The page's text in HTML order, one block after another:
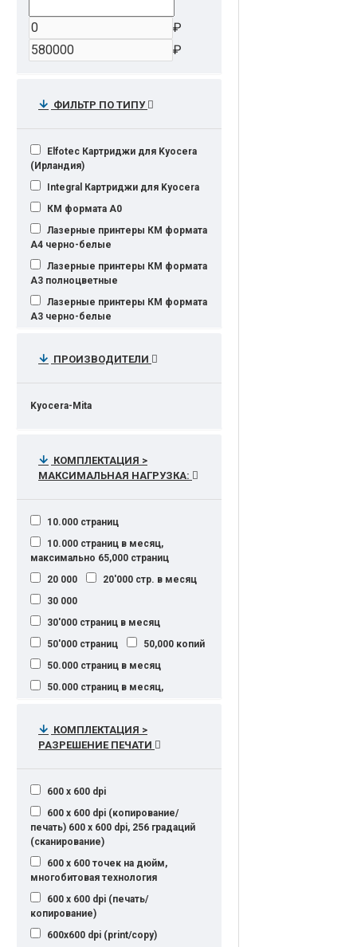
₽
₽
ФИЛЬТР ПО ТИПУ
Elfotec Картриджи для Kyocera
(Ирландия)
Integral Картриджи для Kyocera
КМ формата A0
Лазерные принтеры КМ формата
А4 черно-белые
Лазерные принтеры КМ формата
А3 полноцветные
Лазерные принтеры КМ формата
А3 черно-белые
А4 полноцветные
ПРОИЗВОДИТЕЛИ
Kyocera-Mita
КОМПЛЕКТАЦИЯ >
МАКСИМАЛЬНАЯ НАГРУЗКА:
10.000 страниц
10.000 страниц в месяц,
максимально 65,000 страниц
20 000
20'000 стр. в месяц
30 000
30'000 страниц в месяц
50'000 страниц
50,000 копий
50.000 страниц в месяц
50.000 страниц в месяц,
100,000 страниц
150'000 страниц
150.000 страниц/месяц
150.000 страниц в месяц
200.000 страниц в месяц
250'000 страниц
250.000 страниц в месяц
275.000 страниц в месяц
КОМПЛЕКТАЦИЯ >
РАЗРЕШЕНИЕ ПЕЧАТИ
600 x 600 dpi
600 x 600 dpi (копирование/
печать) 600 x 600 dpi, 256 градаций
(сканирование)
600 x 600 точек на дюйм,
многобитовая технология
600 х 600 dpi (печать/
копирование)
600х600 dpi (print/copy)